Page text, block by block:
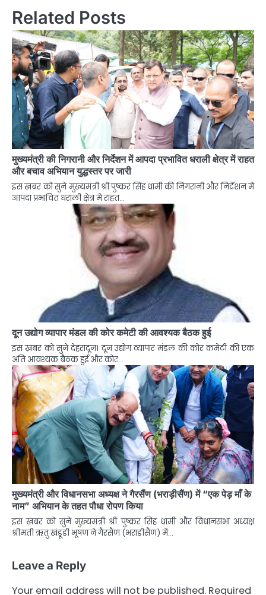
Related Posts
मुख्यमंत्री की निगरानी और निर्देशन में आपदा प्रभावित धराली क्षेत्र में राहत
और बचाव अभियान युद्धस्तर पर जारी
इस ख़बर को सुने मुख्यमंत्री श्री पुष्कर सिंह धामी की निगरानी और निर्देशन में
आपदा प्रभावित धराली क्षेत्र में राहत…
दून उद्योग व्यापार मंडल की कोर कमेटी की आवश्यक बैठक हुई
इस ख़बर को सुने देहरादून। दून उद्योग व्यापार मंडल की कोर कमेटी की एक
अति आवश्यक बैठक हुई और कोर…
मुख्यमंत्री और विधानसभा अध्यक्ष ने गैरसैंण (भराड़ीसैंण) में “एक पेड़ माँ के
नाम” अभियान के तहत पौधा रोपण किया
इस ख़बर को सुने मुख्यमंत्री श्री पुष्कर सिंह धामी और विधानसभा अध्यक्ष
श्रीमती ऋतु खंडूडी भूषण ने गैरसैंण (भराड़ीसैंण) में…
Leave a Reply
Your email address will not be published. Required